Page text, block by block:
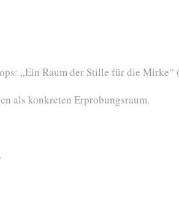
„Ein Raum der Stille für die Mirke“
als konkreten Erprobungsraum.